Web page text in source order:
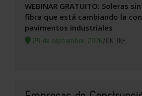
WEBINAR GRATUITO: Soleras
fibra que está cambiando la
pavimentos industriales
24 de septiembre, 2026/ONLINE